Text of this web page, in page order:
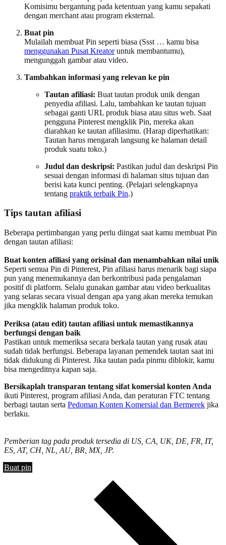
Komisimu bergantung pada ketentuan yang kamu sepakati
dengan merchant atau program eksternal.
Buat pin
Mulailah membuat Pin seperti biasa (Ssst … kamu bisa
menggunakan Pusat Kreatoruntuk membantumu),
mengunggah gambar atau video.
Tambahkan informasi yang relevan ke pin
Tautan afiliasi: Buat tautan produk unik dengan
penyedia afiliasi. Lalu, tambahkan ke tautan tujuan
sebagai ganti URL produk biasa atau situs web. Saat
pengguna Pinterest mengklik Pin, mereka akan
diarahkan ke tautan afiliasimu. (Harap diperhatikan:
Tautan harus mengarah langsung ke halaman detail
produk suatu toko.)
Judul dan deskripsi: Pastikan judul dan deskripsi Pin
sesuai dengan informasi di halaman situs tujuan dan
berisi kata kunci penting. (Pelajari selengkapnya
tentang praktik terbaik Pin.)
Tips tautan afiliasi
Beberapa pertimbangan yang perlu diingat saat kamu membuat Pin
dengan tautan afiliasi:
Buat konten afiliasi yang orisinal dan menambahkan nilai unik
Seperti semua Pin di Pinterest, Pin afiliasi harus menarik bagi siapa
pun yang menemukannya dan berkontribusi pada pengalaman
positif di platform. Selalu gunakan gambar atau video berkualitas
yang selaras secara visual dengan apa yang akan mereka temukan
jika mengklik halaman produk toko.
Periksa (atau edit) tautan afiliasi untuk memastikannya
berfungsi dengan baik
Pastikan untuk memeriksa secara berkala tautan yang rusak atau
sudah tidak berfungsi. Beberapa layanan pemendek tautan saat ini
tidak didukung di Pinterest. Jika tautan pada pinmu diblokir, kamu
bisa mengeditnya kapan saja.
Bersikaplah transparan tentang sifat komersial konten Anda
ikuti Pinterest, program afiliasi Anda, dan peraturan FTC tentang
berbagi tautan serta Pedoman Konten Komersial dan Bermerek jika
berlaku.
Pemberian tag pada produk tersedia di US, CA, UK, DE, FR, IT,
ES, AT, CH, NL, AU, BR, MX, JP.
Buat pin